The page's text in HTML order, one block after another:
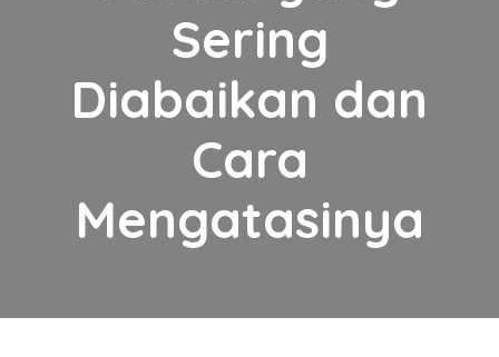
Sering
Diabaikan dan
Cara
Mengatasinya